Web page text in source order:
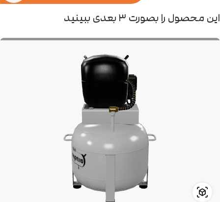
این محصول را بصورت ۳ بعدی ببینید